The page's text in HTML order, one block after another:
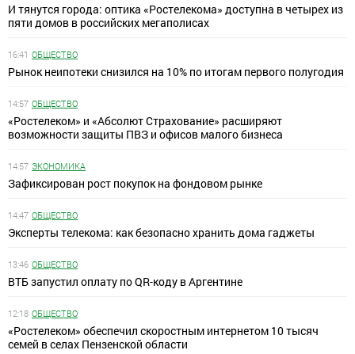
И тянутся города: оптика «Ростелекома» доступна в четырех из
пяти домов в российских мегаполисах
16:41 ОБЩЕСТВО
Рынок неипотеки снизился на 10% по итогам первого полугодия
14:57 ОБЩЕСТВО
«Ростелеком» и «Абсолют Страхование» расширяют
возможности защиты ПВЗ и офисов малого бизнеса
14:57 ЭКОНОМИКА
Зафиксирован рост покупок на фондовом рынке
14:47 ОБЩЕСТВО
Эксперты телекома: как безопасно хранить дома гаджеты
13:46 ОБЩЕСТВО
ВТБ запустил оплату по QR-коду в Аргентине
12:18 ОБЩЕСТВО
«Ростелеком» обеспечил скоростным интернетом 10 тысяч
семей в селах Пензенской области